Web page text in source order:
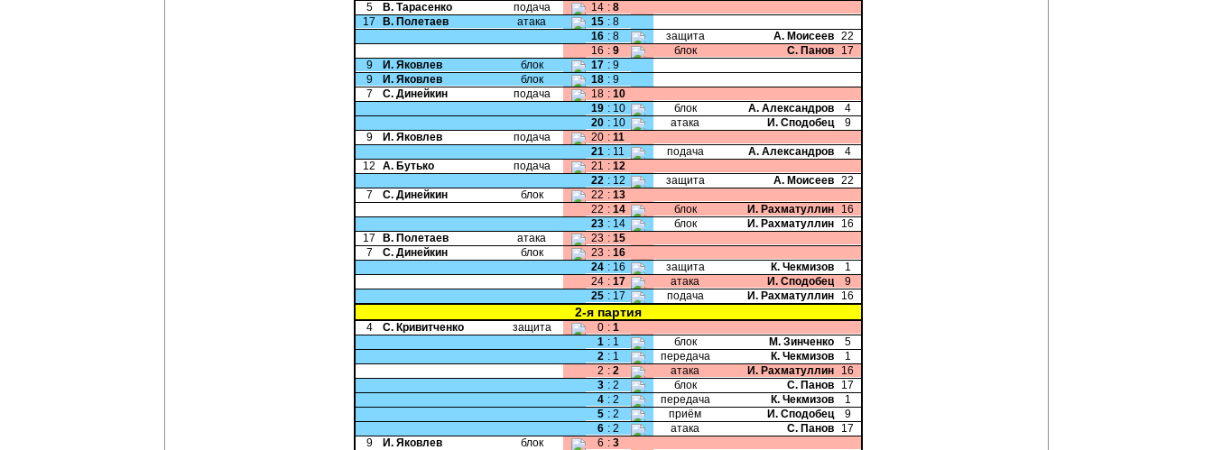
5
В. Тарасенко подача 14 : 8
17
В. Полетаев атака 15 : 8
16 : 8 защита А. Моисеев 22
16 : 9 блок С. Панов
17
9
И. Яковлев блок 17 : 9
9
И. Яковлев блок 18 : 9
7
С. Динейкин подача 18 : 10
19 : 10 блок А. Александров
4
20 : 10 атака И. Сподобец
9
9
И. Яковлев подача 20 : 11
21 : 11 подача А. Александров
4
12
А. Бутько подача 21 : 12
22 : 12 защита А. Моисеев 22
7
С. Динейкин блок 22 : 13
22 : 14 блок И. Рахматуллин
16
23 : 14 блок И. Рахматуллин
16
17
В. Полетаев атака 23 : 15
7
С. Динейкин блок 23 : 16
24 : 16 защита К. Чекмизов
1
24 : 17 атака И. Сподобец
9
25 : 17 подача И. Рахматуллин 16
2-я партия
4 С. Кривитченко защита 0 : 1
1 : 1 блок М. Зинченко
5
2 : 1 передача К. Чекмизов
1
2 : 2 атака И. Рахматуллин
16
3 : 2 блок С. Панов
17
4 : 2 передача К. Чекмизов
1
5 : 2 приём И. Сподобец
9
6 : 2 атака С. Панов
17
9
И. Яковлев блок 6 : 3